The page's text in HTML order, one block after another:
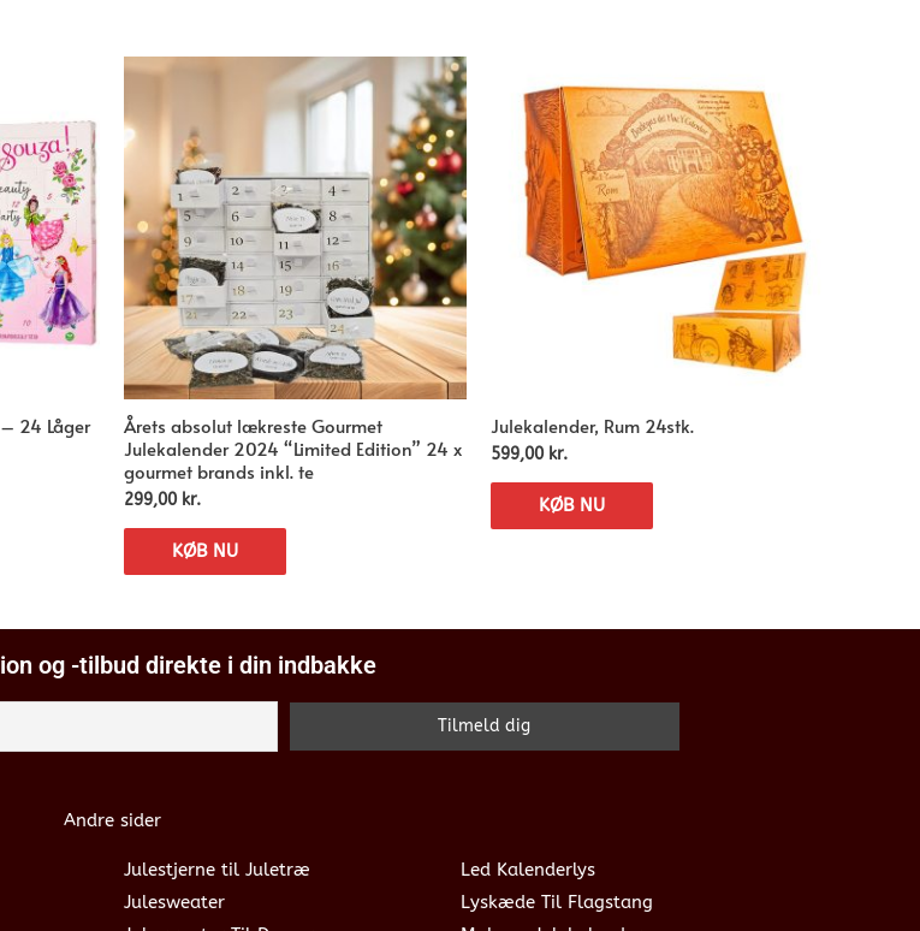
24 Låger
Årets absolut lækreste Gourmet
Julekalender 2024 “Limited Edition” 24 x
gourmet brands inkl. te
299,00 kr.
KØB NU
Julekalender, Rum 24stk.
599,00 kr.
KØB NU
og -tilbud direkte i din indbakke
Andre sider
Julestjerne til Juletræ
Julesweater
Led Kalenderlys
Lyskæde Til Flagstang